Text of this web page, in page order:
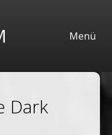
Menü
Dark